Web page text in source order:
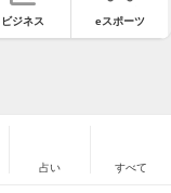
ビジネス eスポーツ
占い すべて